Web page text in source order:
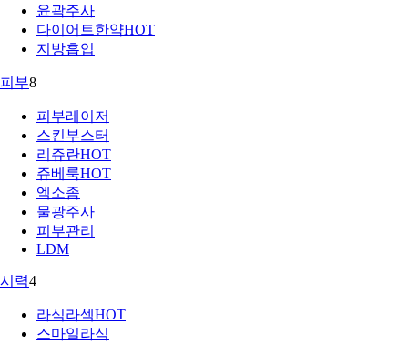
윤곽주사
다이어트한약HOT
지방흡입
피부8
피부레이저
스킨부스터
리쥬란HOT
쥬베룩HOT
엑소좀
물광주사
피부관리
LDM
시력4
라식라섹HOT
스마일라식